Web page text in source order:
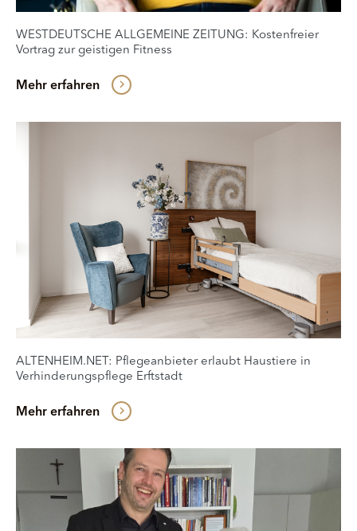
WESTDEUTSCHE ALLGEMEINE ZEITUNG: Kosten­freier
Vor­trag zur gei­sti­gen Fit­ness
Mehr erfahren
ALTENHEIM.NET: Pflegeanbieter erlaubt Haustiere in
Verhinderungspflege Erftstadt
Mehr erfahren